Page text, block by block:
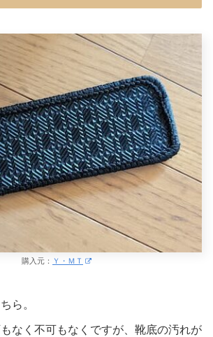
購入元： Ｙ・ＭＴ
ら。
なく不可もなくですが、靴底の汚れが